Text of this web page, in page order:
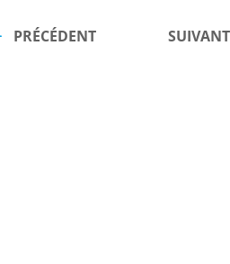
PRÉCÉDENT SUIVANT